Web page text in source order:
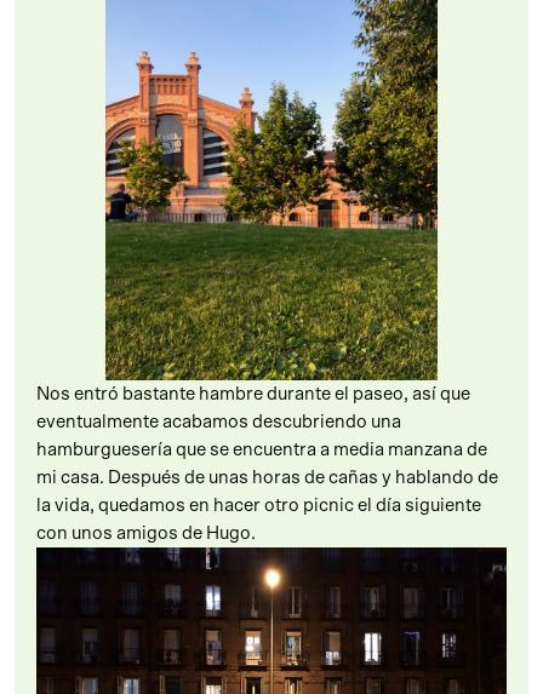
Nos entró bastante hambre durante el paseo, así que
eventualmente acabamos descubriendo una
hamburguesería que se encuentra a media manzana de
mi casa. Después de unas horas de cañas y hablando de
la vida, quedamos en hacer otro picnic el día siguiente
con unos amigos de Hugo.